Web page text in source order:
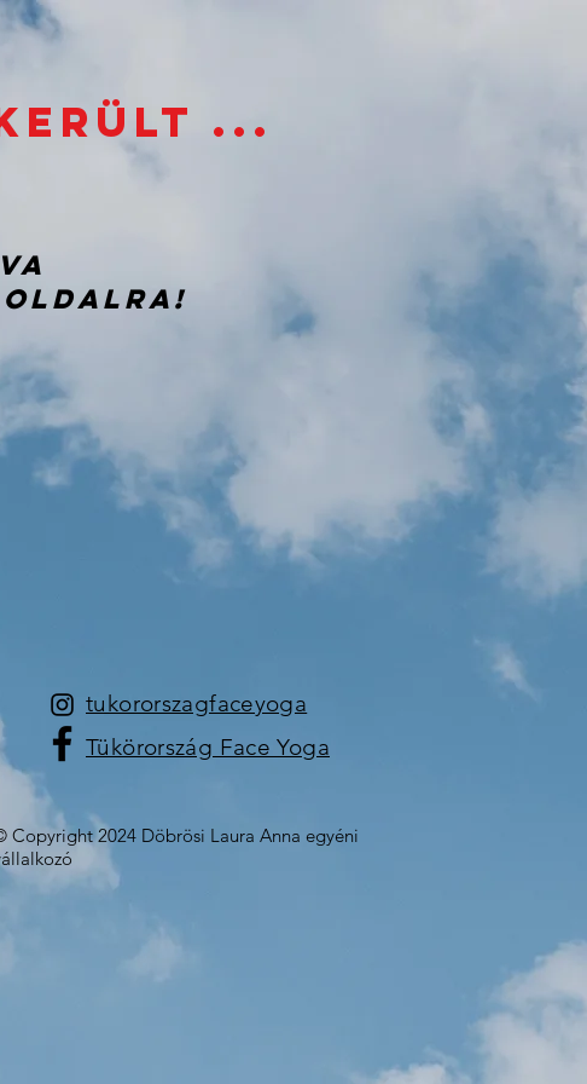
...
oldalra!
tukororszagfaceyoga
Tükörország Face Yoga
Copyright 2024 Döbrösi Laura Anna egyéni